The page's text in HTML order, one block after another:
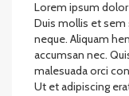
Lorem ipsum
Duis mollis et
neque. Aliquam
accumsan nec.
malesuada orci
Ut et adipiscing